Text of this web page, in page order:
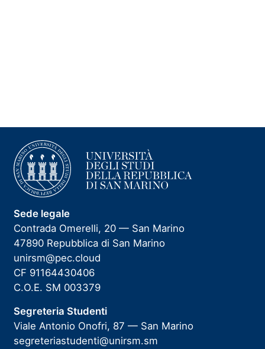
Sede legale
Contrada Omerelli, 20 — San Marino
47890 Repubblica di San Marino
unirsm@pec.cloud
CF 91164430406
C.O.E. SM 003379
Segreteria Studenti
Viale Antonio Onofri, 87 — San Marino
segreteriastudenti@unirsm.sm